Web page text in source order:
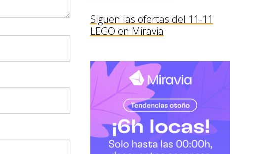
Siguen las ofertas del 11-11
LEGO en Miravia